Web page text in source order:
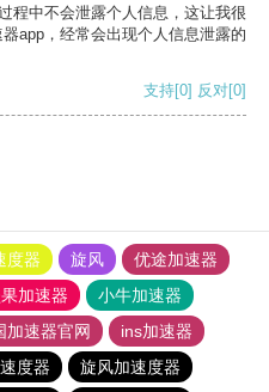
程中不会泄露个人信息，这让我很
app，经常会出现个人信息泄露的
支持[0] 反对[0]
度器 旋风
优途加速器
加速器
小牛加速器
加速器官网
ins加速器
度器
旋风加速度器